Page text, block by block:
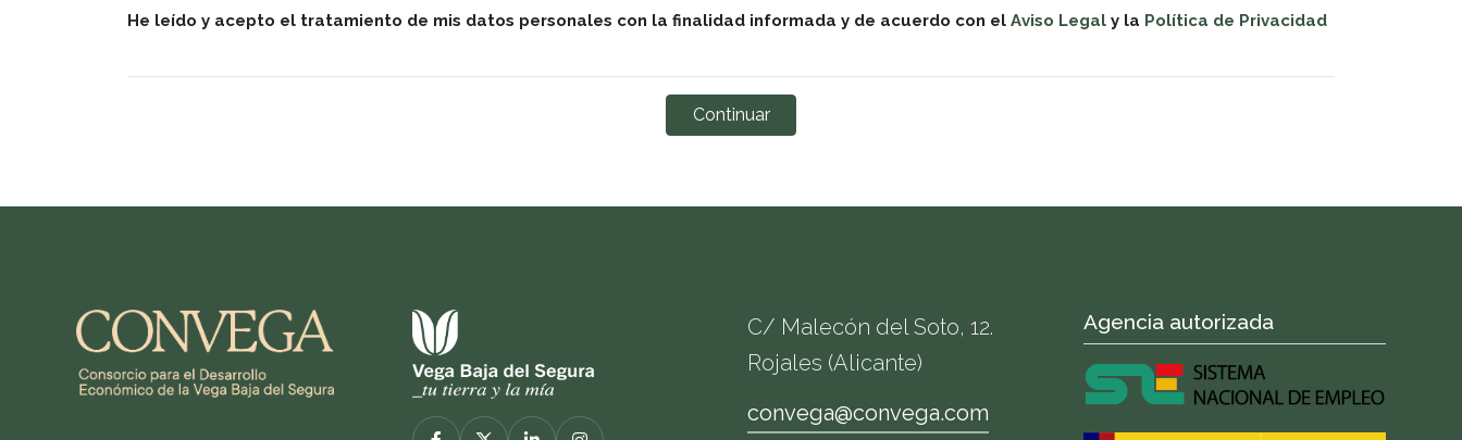
He leído y acepto el tratamiento de mis datos personales con la finalidad informada y de acuerdo con el Aviso Legal y la Política de Privacidad
C/ Malecón del Soto, 12.
Rojales (Alicante)
convega@convega.com
Agencia autorizada